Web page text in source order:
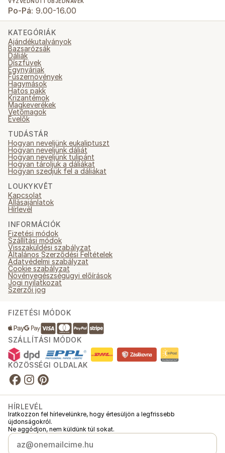
Po-Pá: 9.00-16.00
KATEGÓRIÁK
Ajándékutalványok
Bazsarózsák
Dáliák
Díszfüvek
Egynyáriak
Fűszernövények
Hagymások
Hatos pakk
Krizantémok
Magkeverékek
Vetőmagok
Évelők
TUDÁSTÁR
Hogyan neveljünk eukaliptuszt
Hogyan neveljünk dáliát
Hogyan neveljünk tulipánt
Hogyan tároljuk a dáliákat
Hogyan szedjük fel a dáliákat
LOUKYKVĚT
Kapcsolat
Állásajánlatok
Hírlevél
INFORMÁCIÓK
Fizetési módok
Szállítási módok
Visszaküldési szabályzat
Általános Szerződési Feltételek
Adatvédelmi szabályzat
Cookie szabályzat
Növényegészségügyi előírások
Jogi nyilatkozat
Szerzői jog
FIZETÉSI MÓDOK
SZÁLLÍTÁSI MÓDOK
KÖZÖSSÉGI OLDALAK
HÍRLEVÉL
Iratkozzon fel hírlevelünkre, hogy értesüljön a legfrissebb
újdonságokról.
Ne aggódjon, nem küldünk túl sokat.